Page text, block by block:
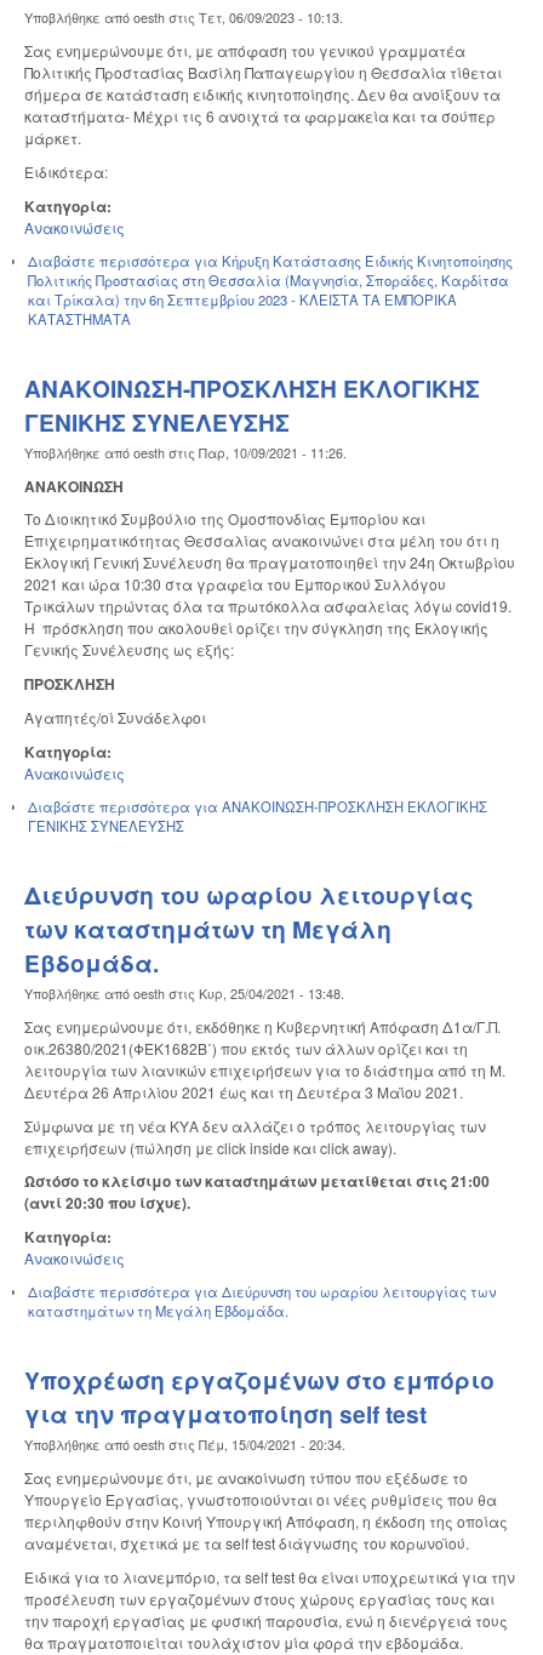
Υποβλήθηκε από oesth στις Τετ, 06/09/2023 - 10:13
Σας ενημερώνουμε ότι, με απόφαση του γενικού γραμματέα
Πολιτικής Προστασίας Βασίλη Παπαγεωργίου η Θεσσαλία τίθεται
σήμερα σε κατάσταση ειδικής κινητοποίησης. Δεν θα ανοίξουν τα
καταστήματα- Μέχρι τις 6 ανοιχτά τα φαρμακεία και τα σούπερ
μάρκετ.
Ειδικότερα:
Κατηγορία:
Ανακοινώσεις
Διαβάστε περισσότερα για Κήρυξη Κατάστασης Ειδικής Κινητοποίησης
Πολιτικής Προστασίας στη Θεσσαλία (Μαγνησία, Σποράδες, Καρδίτσα
και Τρίκαλα) την 6η Σεπτεμβρίου 2023 - ΚΛΕΙΣΤΑ ΤΑ ΕΜΠΟΡΙΚΑ
ΚΑΤΑΣΤΗΜΑΤΑ
ΑΝΑΚΟΙΝΩΣΗ-ΠΡΟΣΚΛΗΣΗ ΕΚΛΟΓΙΚΗΣ
ΓΕΝΙΚΗΣ ΣΥΝΕΛΕΥΣΗΣ
Υποβλήθηκε από oesth στις Παρ, 10/09/2021 - 11:26
ΑΝΑΚΟΙΝΩΣΗ
Το Διοικητικό Συμβούλιο της Ομοσπονδίας Εμπορίου και
Επιχειρηματικότητας Θεσσαλίας ανακοινώνει στα μέλη του ότι η
Εκλογική Γενική Συνέλευση θα πραγματοποιηθεί την 24η Οκτωβρίου
2021 και ώρα 10:30 στα γραφεία του Εμπορικού Συλλόγου
Τρικάλων τηρώντας όλα τα πρωτόκολλα ασφαλείας λόγω covid19.
Η πρόσκληση που ακολουθεί ορίζει την σύγκληση της Εκλογικής
Γενικής Συνέλευσης ως εξής:
ΠΡΟΣΚΛΗΣΗ
Αγαπητές/οί Συνάδελφοι
Κατηγορία:
Ανακοινώσεις
Διαβάστε περισσότερα για ΑΝΑΚΟΙΝΩΣΗ-ΠΡΟΣΚΛΗΣΗ ΕΚΛΟΓΙΚΗΣ
ΓΕΝΙΚΗΣ ΣΥΝΕΛΕΥΣΗΣ
Διεύρυνση του ωραρίου λειτουργίας
των καταστημάτων τη Μεγάλη
Εβδομάδα.
Υποβλήθηκε από oesth στις Κυρ, 25/04/2021 - 13:48
Σας ενημερώνουμε ότι, εκδόθηκε η Κυβερνητική Απόφαση Δ1α/Γ.Π.
οικ.26380/2021(ΦΕΚ1682Β΄) που εκτός των άλλων ορίζει και τη
λειτουργία των λιανικών επιχειρήσεων για το διάστημα από τη Μ.
Δευτέρα 26 Απριλίου 2021 έως και τη Δευτέρα 3 Μαΐου 2021.
Σύμφωνα με τη νέα ΚΥΑ δεν αλλάζει ο τρόπος λειτουργίας των
επιχειρήσεων (πώληση με click inside και click away).
Ωστόσο το κλείσιμο των καταστημάτων μετατίθεται στις 21:00
(αντί 20:30 που ίσχυε).
Κατηγορία:
Ανακοινώσεις
Διαβάστε περισσότερα για Διεύρυνση του ωραρίου λειτουργίας των
καταστημάτων τη Μεγάλη Εβδομάδα.
Υποχρέωση εργαζομένων στο εμπόριο
για την πραγματοποίηση self test
Υποβλήθηκε από oesth στις Πέμ, 15/04/2021 - 20:34.
Σας ενημερώνουμε ότι, με ανακοίνωση τύπου που εξέδωσε το
Υπουργείο Εργασίας, γνωστοποιούνται οι νέες ρυθμίσεις που θα
περιληφθούν στην Κοινή Υπουργική Απόφαση, η έκδοση της οποίας
αναμένεται, σχετικά με τα self test διάγνωσης του κορωνοϊού.
Ειδικά για το λιανεμπόριο, τα self test θα είναι υποχρεωτικά για την
προσέλευση των εργαζομένων στους χώρους εργασίας τους και
την παροχή εργασίας με φυσική παρουσία, ενώ η διενέργειά τους
θα πραγματοποιείται τουλάχιστον μία φορά την εβδομάδα.